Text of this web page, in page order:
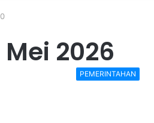
Mei 2026
PEMERINTAHAN